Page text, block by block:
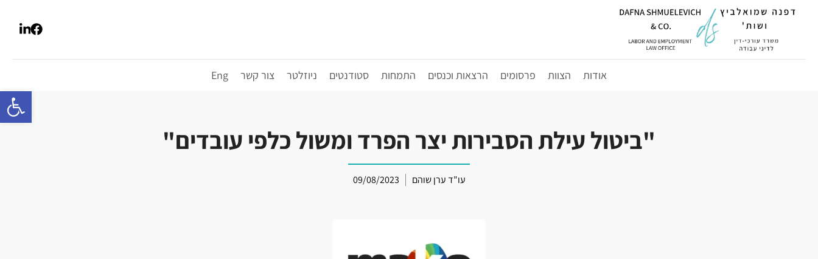
פתח
אודות הצוות פרסומים הרצאות וכנסים התמחות סטודנטים ניוזלטר צור קשר Eng
"ביטול עילת הסבירות יצר הפרד ומשול כלפי עובדים"
עו"ד ערן שוהם 09/08/2023